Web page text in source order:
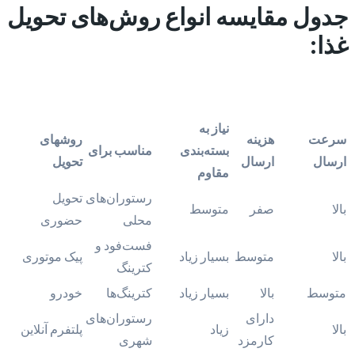
جدول مقایسه انواع روش‌های تحویل
غذا:
سرعت
ارسال
هزینه
ارسال
نیاز به
بسته‌بندی
مقاوم
مناسب برای
روشهای
تحویل
بالا صفر متوسط
رستوران‌های
محلی
تحویل
حضوری
بالا متوسط بسیار زیاد
فست‌فود و
کترینگ
پیک موتوری
متوسط بالا بسیار زیاد کترینگ‌ها خودرو
بالا
دارای
کارمزد
زیاد
رستوران‌های
شهری
پلتفرم آنلاین